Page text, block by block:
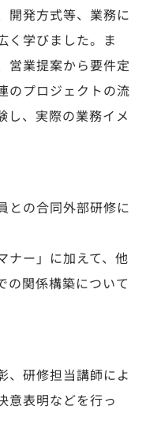
開発方式等、業務に
く学びました。ま
営業提案から要件定
のプロジェクトの流
し、実際の業務イメ
との合同外部研修に
ナー」に加えて、他
の関係構築について
、研修担当講師によ
意表明などを行っ